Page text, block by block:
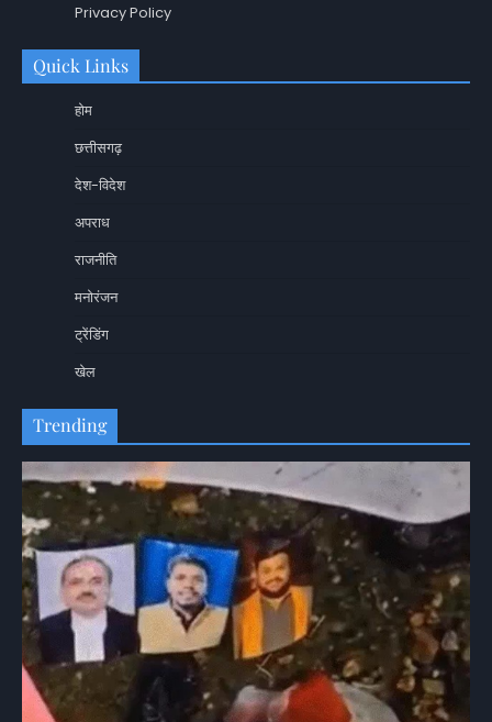
Privacy Policy
Quick Links
होम
छत्तीसगढ़
देश-विदेश
अपराध
राजनीति
मनोरंजन
ट्रेंडिंग
खेल
Trending